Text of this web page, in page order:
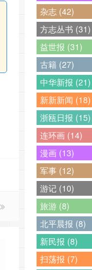
杂志 (42)
方志丛书 (31)
益世报 (31)
古籍 (27)
中华新报 (21)
新新新闻 (18)
浙瓯日报 (15)
连环画 (14)
漫画 (13)
军事 (12)
游记 (10)
旅游 (8)
北平晨报 (8)
新民报 (8)
扫荡报 (7)